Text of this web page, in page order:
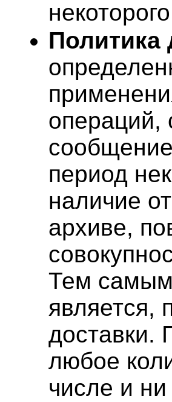
Политика
операций,
период
наличие
архиве,
Тем
является,
доставки.
любое
числе и ни